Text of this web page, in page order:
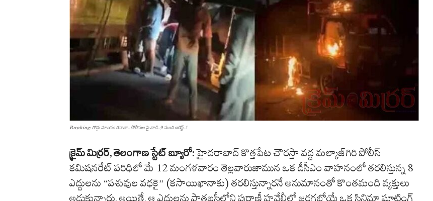
Breaking: గొడ్డు మాంసం రవాణా.. పోలీసుల పై దాడి..9 మంది అరెస్ట్..!
క్రైమ్ మిర్రర్, తెలంగాణ స్టేట్ బ్యూరో:హైదరాబాద్ కొత్తపేట చౌరస్తా వద్ద మల్కాజ్‌గిరి పోలీస్
కమిషనరేట్ పరిధిలో మే 12 మంగళవారం తెల్లవారుజామున ఒక డీసీఎం వాహనంలో తరలిస్తున్న 8
ఎద్దులను “పశువుల వధకై” (కసాయిఖానాకు) తరలిస్తున్నారనే అనుమానంతో కొంతమంది వ్యక్తులు
అడ్డుకున్నారు. అయితే, ఆ ఎద్దులను పాతబస్తీలోని పురాణీ హవేలీలో జరగబోయే ఒక సినిమా షూటింగ్